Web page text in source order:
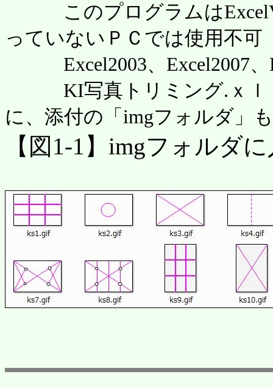
このプログラムは
っていないＰＣでは使用不可
Excel2003、Excel2007、
KI写真トリミング.ｘｌ
に、添付の「imgフォルダ」
【図1-1】imgフォルダ